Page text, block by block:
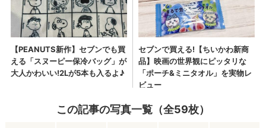
この記事の写真一覧（全59枚）